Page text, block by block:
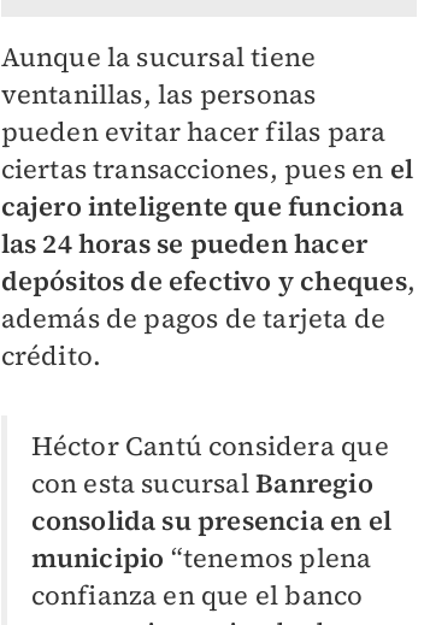
Aunque la sucursal tiene
ventanillas, las personas
pueden evitar hacer filas para
ciertas transacciones, pues en el
cajero inteligente que funciona
las 24 horas se pueden hacer
depósitos de efectivo y cheques,
además de pagos de tarjeta de
crédito.
Héctor Cantú considera que
con esta sucursalBanregio
consolida su presencia en el
municipio “tenemos plena
confianza en que el banco